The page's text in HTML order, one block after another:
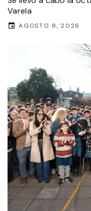
Varela
AGOSTO 8, 2026